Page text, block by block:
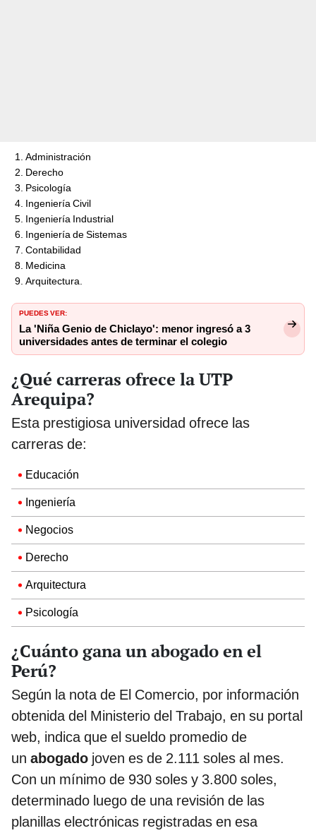
Administración
Derecho
Psicología
Ingeniería Civil
Ingeniería Industrial
Ingeniería de Sistemas
Contabilidad
Medicina
Arquitectura.
PUEDES VER:
La 'Niña Genio de Chiclayo': menor ingresó a 3
universidades antes de terminar el colegio
¿Qué carreras ofrece la UTP
Arequipa?
Esta prestigiosa universidad ofrece las
carreras de:
Educación
Ingeniería
Negocios
Derecho
Arquitectura
Psicología
¿Cuánto gana un abogado en el
Perú?
Según la nota de El Comercio, por información
obtenida del Ministerio del Trabajo, en su portal
web, indica que el sueldo promedio de
un abogado joven es de 2.111 soles al mes.
Con un mínimo de 930 soles y 3.800 soles,
determinado luego de una revisión de las
planillas electrónicas registradas en esa